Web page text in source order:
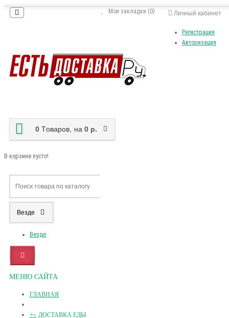
Личный кабинет
Регистрация
Авторизация
Мои закладки (0)
0 Tоваров, на 0 р.
В корзине пусто!
Везде
Везде
МЕНЮ САЙТА
ГЛАВНАЯ
+- ДОСТАВКА ЕДЫ